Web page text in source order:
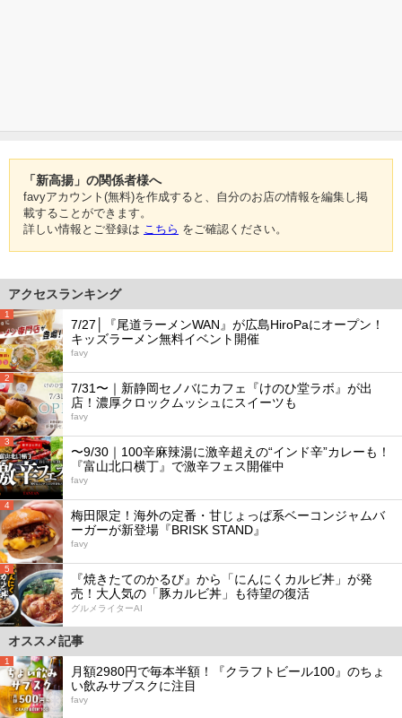
「新高揚」の関係者様へ
favyアカウント(無料)を作成すると、自分のお店の情報を編集し掲
載することができます。
詳しい情報とご登録は こちら をご確認ください。
アクセスランキング
1
7/27│『尾道ラーメンWAN』が広島HiroPaにオープン！
キッズラーメン無料イベント開催
favy
2
7/31〜｜新静岡セノバにカフェ『けのひ堂ラボ』が出
店！濃厚クロックムッシュにスイーツも
favy
3
〜9/30｜100辛麻辣湯に激辛超えの“インド辛”カレーも！
『富山北口横丁』で激辛フェス開催中
favy
4
梅田限定！海外の定番・甘じょっぱ系ベーコンジャムバ
ーガーが新登場『BRISK STAND』
favy
5
『焼きたてのかるび』から「にんにくカルビ丼」が発
売！大人気の「豚カルビ丼」も待望の復活
グルメライターAI
オススメ記事
1
月額2980円で毎本半額！『クラフトビール100』のちょ
い飲みサブスクに注目
favy